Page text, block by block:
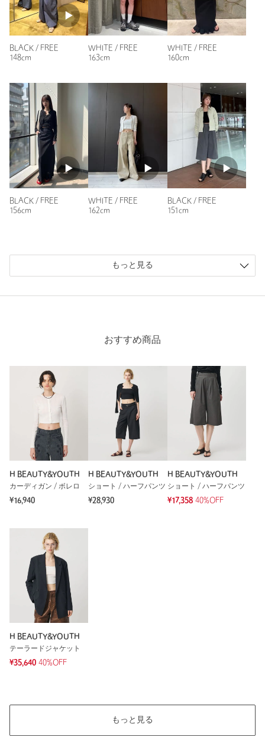
BLACK / FREE
148cm
WHITE / FREE
163cm
WHITE / FREE
160cm
BLACK / FREE
156cm
WHITE / FREE
162cm
BLACK / FREE
151cm
もっと見る
おすすめ商品
H BEAUTY&YOUTH
カーディガン / ボレロ
¥16,940
H BEAUTY&YOUTH
ショート / ハーフパンツ
¥28,930
H BEAUTY&YOUTH
ショート / ハーフパンツ
¥17,358 40%OFF
H BEAUTY&YOUTH
テーラードジャケット
¥35,640 40%OFF
もっと見る